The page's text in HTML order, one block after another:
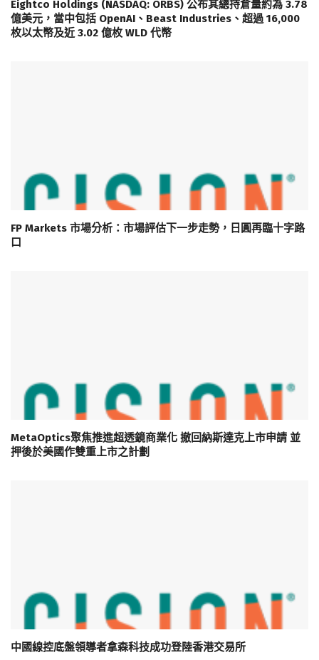
Eightco Holdings (NASDAQ: ORBS) 公布其總持倉量約為 3.78
億美元，當中包括 OpenAI、Beast Industries、超過 16,000
枚以太幣及近 3.02 億枚 WLD 代幣
FP Markets 市場分析：市場評估下一步走勢，日圓再臨十字路
口
MetaOptics聚焦推進超透鏡商業化 撤回納斯達克上市申請 並
押後於美國作雙重上市之計劃
中國線控底盤領導者拿森科技成功登陸香港交易所